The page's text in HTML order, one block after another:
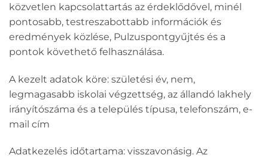
közvetlen kapcsolattartás az érdeklődővel, minél
pontosabb, testreszabottabb információk és
eredmények közlése, Pulzuspontgyűjtés és a
pontok követhető felhasználása.
A kezelt adatok köre: születési év, nem,
legmagasabb iskolai végzettség, az állandó lakhely
irányítószáma és a település típusa, telefonszám, e-
mail cím
Adatkezelés időtartama: visszavonásig. Az